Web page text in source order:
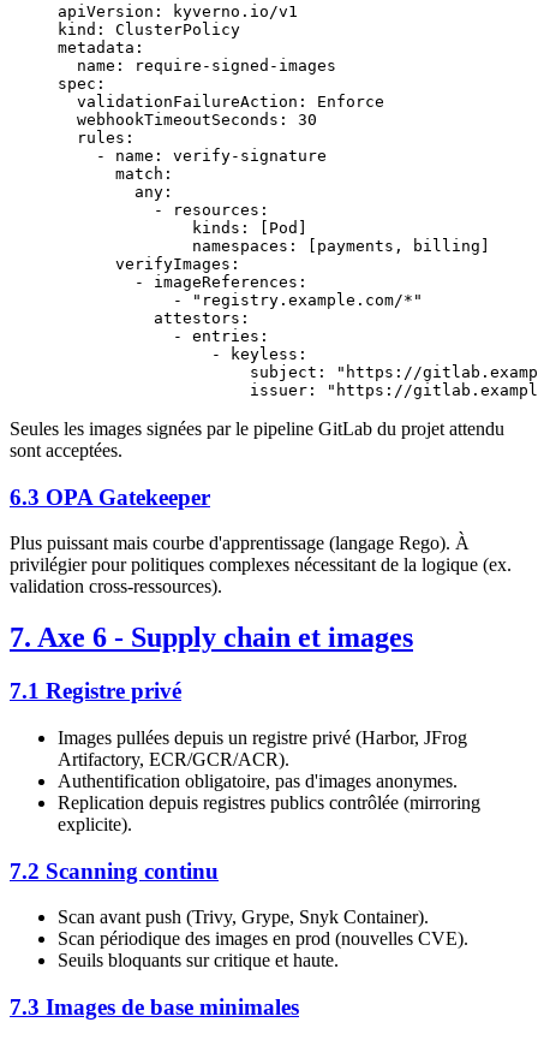
apiVersion :
kyverno.io/v1
kind : ClusterPolicy
metadata :
  name
:
require-signed-images
spec :
  validationFailureAction
: Enforce
  webhookTimeoutSeconds
: 30
  rules
:
    -
name : verify-signature
      match
:
        any
:
          -
resources :
              kinds
: [ Pod
              namespaces
: [ payments , billing
      verifyImages
:
        -
imageReferences :
            -
"registry.example.com/*"
          attestors
:
            -
entries :
                -
keyless :
                    subject
:
"https://
                    issuer
: "https://
Seules les images signées par le pipeline GitLab du projet attendu
sont acceptées.
6.3 OPA Gatekeeper
Plus puissant mais courbe d'apprentissage (langage Rego). À
privilégier pour politiques complexes nécessitant de la logique (ex.
validation cross-ressources).
7. Axe 6 - Supply chain et images
7.1 Registre privé
Images pullées depuis un registre privé (Harbor, JFrog
Artifactory, ECR/GCR/ACR).
Authentification obligatoire, pas d'images anonymes.
Replication depuis registres publics contrôlée (mirroring
explicite).
7.2 Scanning continu
Scan avant push (Trivy, Grype, Snyk Container).
Scan périodique des images en prod (nouvelles CVE).
Seuils bloquants sur critique et haute.
7.3 Images de base minimales